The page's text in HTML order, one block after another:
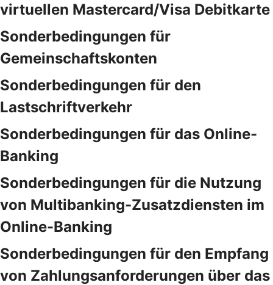
virtuellen Mastercard/Visa Debitkarte
Sonderbedingungen für
Gemeinschaftskonten
Sonderbedingungen für den
Lastschriftverkehr
Sonderbedingungen für das Online-
Banking
Sonderbedingungen für die Nutzung
von Multibanking-Zusatzdiensten im
Online-Banking
Sonderbedingungen für den Empfang
von Zahlungsanforderungen über das